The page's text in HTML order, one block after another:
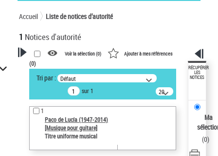
Accueil Liste de notices d’autorité
1 Notices d'autorité
VOTRE RECHERCHE
Recherche avancée dans les
notices d’autorité
Œuvres liées à l'auteur :
Paco de Lucía (1947-2014)
Voir la sélection (0) Ajouter à mes références
(0)
Tri par : Défaut
sur 1
20
résultats/page
1
Paco de Lucía (1947-2014)
[Musique pour guitare]
Titre uniforme musical
RÉCUPÉRER
LES
NOTICES
Ma
(0)